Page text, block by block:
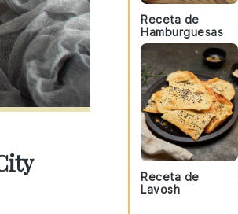
Receta de
Hamburguesas
Receta de
Lavosh